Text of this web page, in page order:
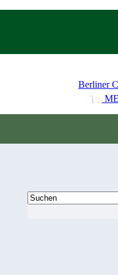
Berliner